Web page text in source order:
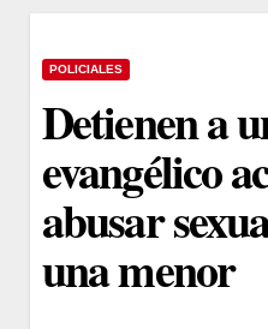
POLICIALES
Detienen a
evangélico
abusar
una menor